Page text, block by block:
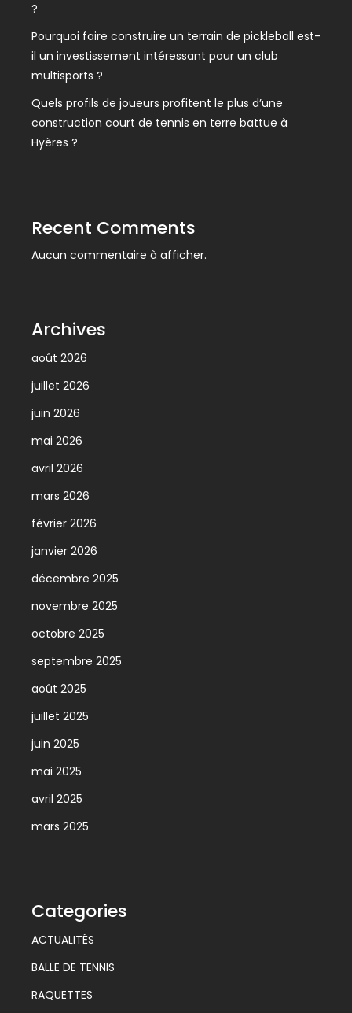
?
Pourquoi faire construire un terrain de pickleball est-
il un investissement intéressant pour un club
multisports ?
Quels profils de joueurs profitent le plus d’une
construction court de tennis en terre battue à
Hyères ?
Recent Comments
Aucun commentaire à afficher.
Archives
août 2026
juillet 2026
juin 2026
mai 2026
avril 2026
mars 2026
février 2026
janvier 2026
décembre 2025
novembre 2025
octobre 2025
septembre 2025
août 2025
juillet 2025
juin 2025
mai 2025
avril 2025
mars 2025
Categories
ACTUALITÉS
BALLE DE TENNIS
RAQUETTES